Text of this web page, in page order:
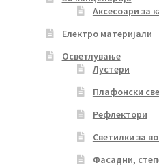
Аксесоари за
Електро материјали
Осветлување
Лустери
Плафонски
Рефлектори
Светилки за
Фасадни,